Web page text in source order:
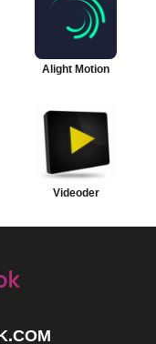
Alight Motion
Videoder